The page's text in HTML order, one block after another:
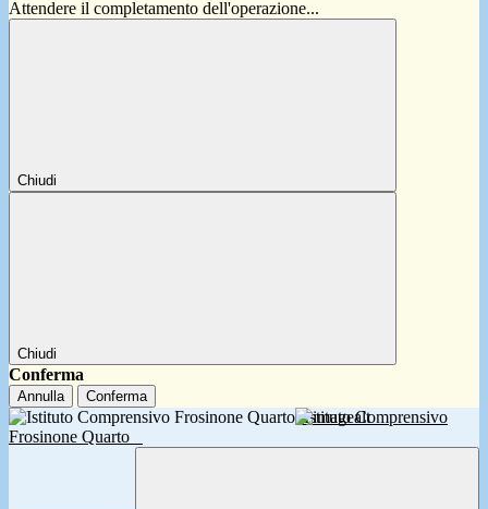
Attendere il completamento dell'operazione...
Chiudi
Chiudi
Conferma
Annulla Conferma
Istituto Comprensivo
Frosinone Quarto